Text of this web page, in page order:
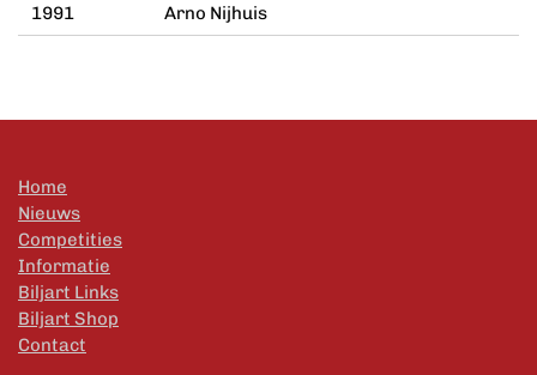
1991 Arno Nijhuis
Home
Nieuws
Competities
Informatie
Biljart Links
Biljart Shop
Contact